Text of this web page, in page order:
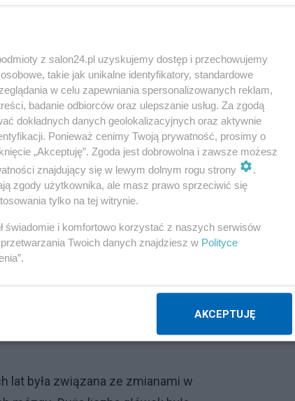
lat była związana ze zmianami w
z salon24.pl uzyskujemy dostęp i przechowujemy
takie jak unikalne identyfikatory, standardowe
w celu zapewniania spersonalizowanych reklam,
badanie odbiorców oraz ulepszanie usług. Za zgodą
dokładnych danych geolokalizacyjnych oraz aktywnie
Ponieważ cenimy Twoją prywatność, prosimy o
„Akceptuję”. Zgoda jest dobrowolna i zawsze możesz
znajdujący się w lewym dolnym rogu strony
.
zgody użytkownika, ale masz prawo sprzeciwić się
tylko na tej witrynie.
świadomie i komfortowo korzystać z naszych serwisów
Twoich danych znajdziesz w Polityce
AKCEPTUJĘ